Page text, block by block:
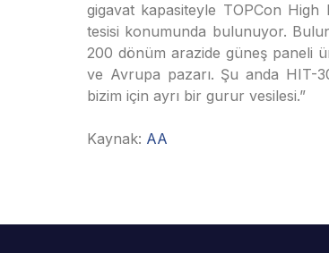
gigavat kapasiteyle TOPCon
tesisi konumunda bulunuyor.
200 dönüm arazide güneş paneli
ve Avrupa pazarı. Şu anda HIT-
bizim için ayrı bir gurur vesilesi.”
Kaynak: AA